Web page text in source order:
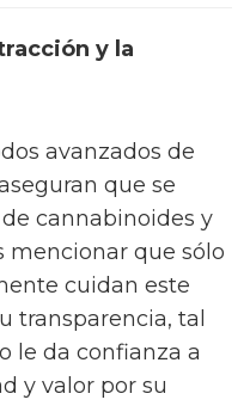
y la
avanzados de
que se
cannabinoides y
mencionar que sólo
cuidan este
transparencia, tal
le da confianza a
y valor por su